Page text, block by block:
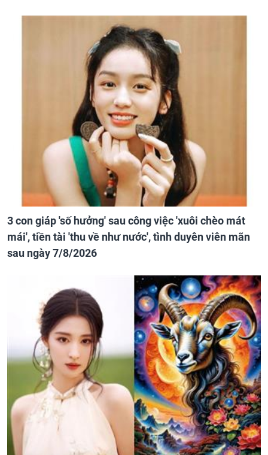
3 con giáp 'số hưởng' sau công việc 'xuôi chèo mát
mái', tiền tài 'thu về như nước', tình duyên viên mãn
sau ngày 7/8/2026